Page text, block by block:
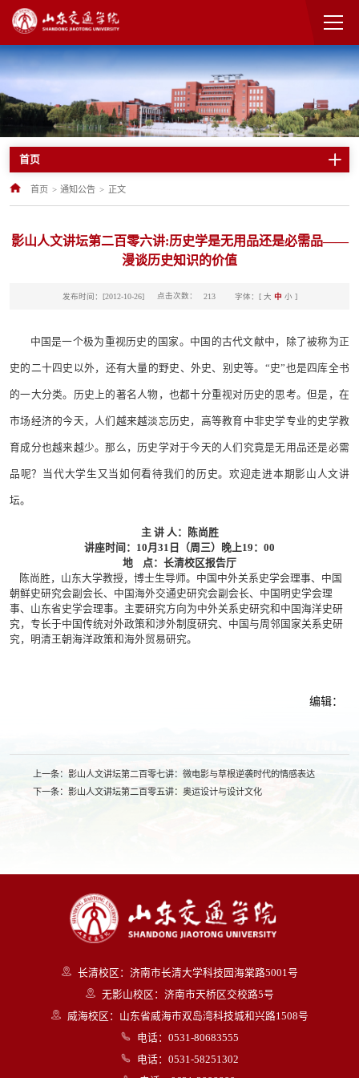
首页
首页 > 通知公告 > 正文
影山人文讲坛第二百零六讲:历史学是无用品还是必需品——
漫谈历史知识的价值
发布时间：[2012-10-26] 点击次数： 213 字体：[ 大 中 小]
中国是一个极为重视历史的国家。中国的古代文献中，除了被称为正
史的二十四史以外，还有大量的野史、外史、别史等。“史”也是四库全书
的一大分类。历史上的著名人物，也都十分重视对历史的思考。但是，在
市场经济的今天，人们越来越淡忘历史，高等教育中非史学专业的史学教
育成分也越来越少。那么，历史学对于今天的人们究竟是无用品还是必需
品呢？当代大学生又当如何看待我们的历史。欢迎走进本期影山人文讲
坛。
主 讲 人：陈尚胜
讲座时间：10月31日（周三）晚上19：00
地 点：长清校区报告厅
陈尚胜，山东大学教授，博士生导师。中国中外关系史学会理事、中国
朝鲜史研究会副会长、中国海外交通史研究会副会长、中国明史学会理
事、山东省史学会理事。主要研究方向为中外关系史研究和中国海洋史研
究，专长于中国传统对外政策和涉外制度研究、中国与周邻国家关系史研
究，明清王朝海洋政策和海外贸易研究。
编辑：
上一条： 影山人文讲坛第二百零七讲：微电影与草根逆袭时代的情感表达
下一条： 影山人文讲坛第二百零五讲：奥运设计与设计文化
长清校区：济南市长清大学科技园海棠路5001号
无影山校区：济南市天桥区交校路5号
威海校区：山东省威海市双岛湾科技城和兴路1508号
电话：0531-80683555
电话：0531-58251302